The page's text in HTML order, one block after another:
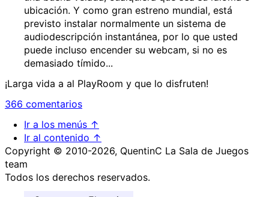
ubicación. Y como gran estreno mundial, está
previsto instalar normalmente un sistema de
audiodescripción instantánea, por lo que usted
puede incluso encender su webcam, si no es
demasiado tímido...
¡Larga vida a al PlayRoom y que lo disfruten!
366 comentarios
Ir a los menús ↑
Ir al contenido ↑
Copyright © 2010-2026, QuentinC La Sala de Juegos
team
Todos los derechos reservados.